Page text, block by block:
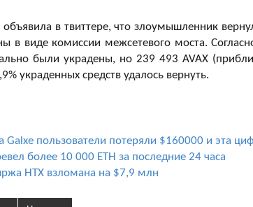
в твиттере, что злоумышленник
в виде комиссии межсетевого моста.
были украдены, но 239 493 AVAX
украденных средств удалось вернуть.
Galxe пользователи потеряли $160000 и эта
более 10 000 ETH за последние 24 часа
HTX взломана на $7,9 млн